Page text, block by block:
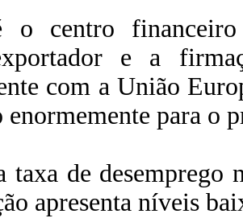
o centro
e a
com a União
para o
taxa de desemprego
apresenta níveis